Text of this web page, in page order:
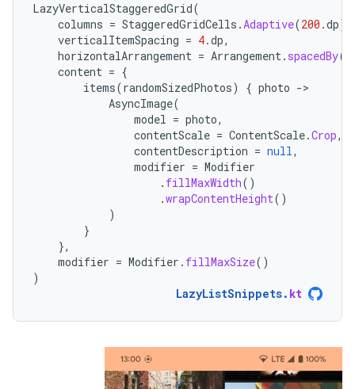
LazyVerticalStaggeredGrid(
columns = StaggeredGridCells .Adaptive(200.dp),
verticalItemSpacing = 4.dp,
horizontalArrangement = Arrangement. spacedBy(
content = {
items(randomSizedPhotos) { photo -
AsyncImage(
model = photo,
contentScale = ContentScale.Crop,
contentDescription = null,
modifier = Modifier
. fillMaxWidth()
.wrapContentHeight()
)
}
},
modifier = Modifier . fillMaxSize()
)
LazyListSnippets. kt